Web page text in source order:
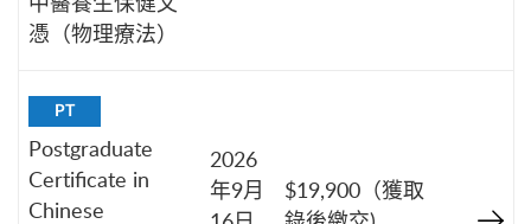
憑（物理療法）
PT
Postgraduate
Certificate in
Chinese
2026
年9月
$19,900（獲取